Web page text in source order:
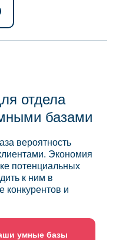
отдела
базами
вероятность
Экономия
потенциальных
к ним в
и
умные базы